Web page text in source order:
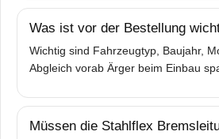
Was ist vor der Bestellung
Wichtig sind Fahrzeugtyp, Baujahr,
Abgleich vorab Ärger beim Einbau
Müssen die Stahlflex